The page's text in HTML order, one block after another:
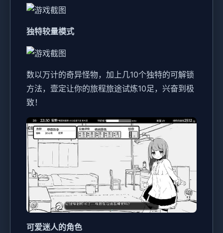
独特较量模式
数以万计的奇异怪物，加上几10个独特的可解锁
方法，壹定让你的旅程旅途试炼10足，兴奋到极
致！
可爱迷人的角色